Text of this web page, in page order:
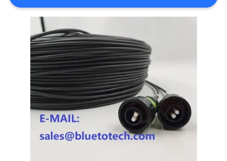
FORDERN
SIE EIN
ZITAT
SITEMAP
PRIVACY
POLICY